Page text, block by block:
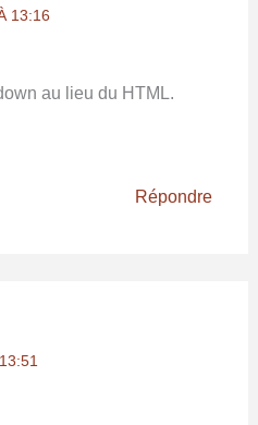
13:16
au lieu du HTML.
Répondre